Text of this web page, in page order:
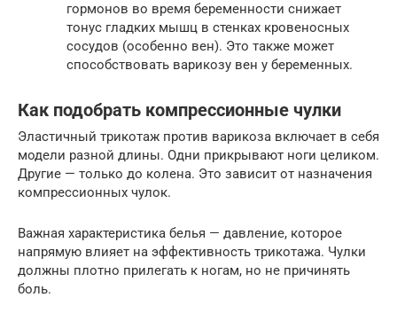
гормонов во время беременности снижает
тонус гладких мышц в стенках кровеносных
сосудов (особенно вен). Это также может
способствовать варикозу вен у беременных.
Как подобрать компрессионные чулки
Эластичный трикотаж против варикоза включает в себя
модели разной длины. Одни прикрывают ноги целиком.
Другие — только до колена. Это зависит от назначения
компрессионных чулок.
Важная характеристика белья — давление, которое
напрямую влияет на эффективность трикотажа. Чулки
должны плотно прилегать к ногам, но не причинять
боль.